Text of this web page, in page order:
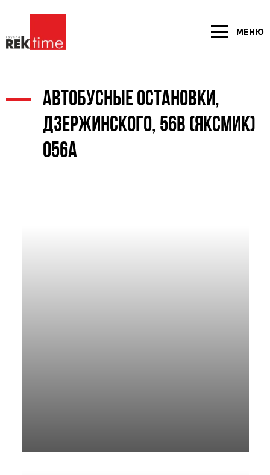
МЕНЮ
АВТОБУСНЫЕ ОСТАНОВКИ,
ДЗЕРЖИНСКОГО, 56В (ЯКСМИК)
056А